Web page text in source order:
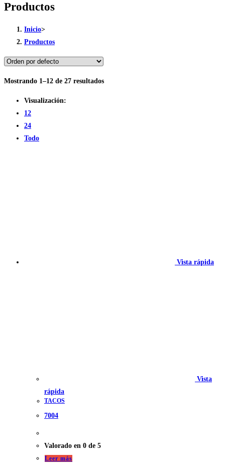
Productos
Inicio>
Productos
Mostrando 1–12 de 27 resultados
Visualización:
12
24
Todo
Vista rápida
Vista
rápida
TACOS
7004
Valorado en 0 de 5
Leer más